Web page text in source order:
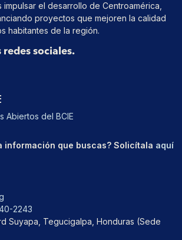
el desarrollo de Centroamérica,
proyectos que mejoren la calidad
habitantes de la región.
redes sociales.
Abiertos del BCIE
información que buscas? Solicítala aquí
2243
Suyapa, Tegucigalpa, Honduras (Sede